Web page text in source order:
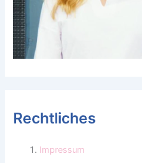
Rechtliches
Impressum